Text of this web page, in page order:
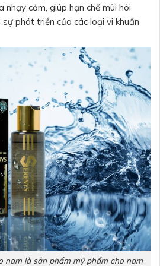
cảm, giúp hạn chế mùi hôi
phát triển của các loại vi khuẩn
nam là sản phẩm mỹ phẩm cho nam